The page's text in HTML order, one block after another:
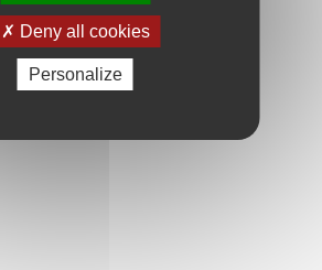
Deny all cookies
Personalize